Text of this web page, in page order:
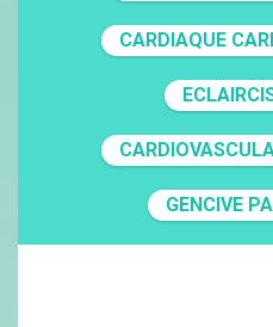
CARDIAQUE
GENCIVE